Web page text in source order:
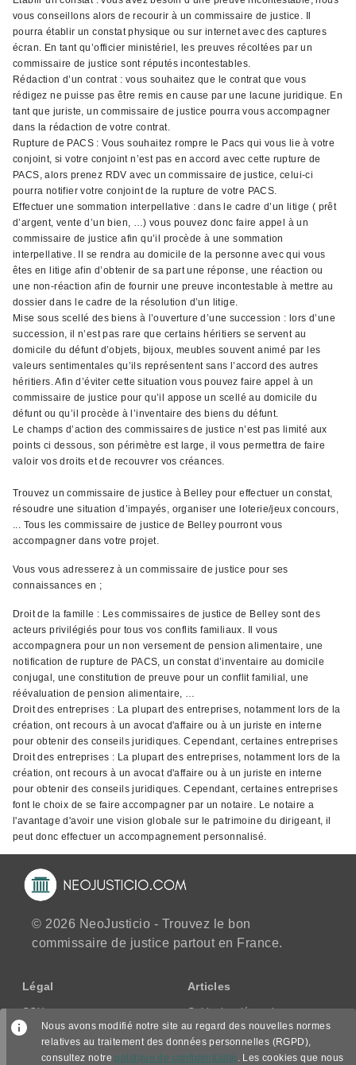
vous conseillons alors de recourir à un commissaire de justice. Il
pourra établir un constat physique ou sur internet avec des captures
écran. En tant qu’officier ministériel, les preuves récoltées par un
commissaire de justice sont réputés incontestables.
Rédaction d’un contrat : vous souhaitez que le contrat que vous
rédigez ne puisse pas être remis en cause par une lacune juridique. En
tant que juriste, un commissaire de justice pourra vous accompagner
dans la rédaction de votre contrat.
Rupture de PACS : Vous souhaitez rompre le Pacs qui vous lie à votre
conjoint, si votre conjoint n’est pas en accord avec cette rupture de
PACS, alors prenez RDV avec un commissaire de justice, celui-ci
pourra notifier votre conjoint de la rupture de votre PACS.
Effectuer une sommation interpellative : dans le cadre d’un litige ( prêt
d’argent, vente d’un bien, …) vous pouvez donc faire appel à un
commissaire de justice afin qu’il procède à une sommation
interpellative. Il se rendra au domicile de la personne avec qui vous
êtes en litige afin d’obtenir de sa part une réponse, une réaction ou
une non-réaction afin de fournir une preuve incontestable à mettre au
dossier dans le cadre de la résolution d’un litige.
Mise sous scellé des biens à l’ouverture d’une succession : lors d’une
succession, il n’est pas rare que certains héritiers se servent au
domicile du défunt d’objets, bijoux, meubles souvent animé par les
valeurs sentimentales qu’ils représentent sans l’accord des autres
héritiers. Afin d’éviter cette situation vous pouvez faire appel à un
commissaire de justice pour qu’il appose un scellé au domicile du
défunt ou qu’il procède à l’inventaire des biens du défunt.
Le champs d’action des commissaires de justice n’est pas limité aux
points ci dessous, son périmètre est large, il vous permettra de faire
valoir vos droits et de recouvrer vos créances.
Trouvez un commissaire de justice à Belley pour effectuer un constat,
résoudre une situation d’impayés, organiser une loterie/jeux concours,
... Tous les commissaire de justice de Belley pourront vous
accompagner dans votre projet.
Vous vous adresserez à un commissaire de justice pour ses
connaissances en ;
Droit de la famille : Les commissaires de justice de Belley sont des
acteurs privilégiés pour tous vos conflits familiaux. Il vous
accompagnera pour un non versement de pension alimentaire, une
notification de rupture de PACS, un constat d’inventaire au domicile
conjugal, une constitution de preuve pour un conflit familial, une
réévaluation de pension alimentaire, …
Droit des entreprises : La plupart des entreprises, notamment lors de la
création, ont recours à un avocat d'affaire ou à un juriste en interne
pour obtenir des conseils juridiques. Cependant, certaines entreprises
Droit des entreprises : La plupart des entreprises, notamment lors de la
création, ont recours à un avocat d'affaire ou à un juriste en interne
pour obtenir des conseils juridiques. Cependant, certaines entreprises
font le choix de se faire accompagner par un notaire. Le notaire a
l'avantage d'avoir une vision globale sur le patrimoine du dirigeant, il
peut donc effectuer un accompagnement personnalisé.
© 2026 NeoJusticio - Trouvez le bon
commissaire de justice partout en France.
Légal
CGU
CGV/CPPS
Articles
Guide des démarches
Nous avons modifié notre site au regard des nouvelles normes
relatives au traitement des données personnelles (RGPD),
consultez notre politique de confidentialité . Les cookies que nous